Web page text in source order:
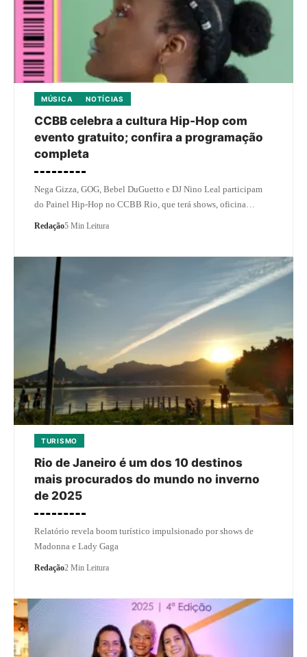
MÚSICA NOTÍCIAS
CCBB celebra a cultura Hip-Hop com
evento gratuito; confira a programação
completa
Nega Gizza, GOG, Bebel DuGuetto e DJ Nino Leal participam
do Painel Hip-Hop no CCBB Rio, que terá shows, oficina…
Redação5 Min Leitura
TURISMO
Rio de Janeiro é um dos 10 destinos
mais procurados do mundo no inverno
de 2025
Relatório revela boom turístico impulsionado por shows de
Madonna e Lady Gaga
Redação2 Min Leitura